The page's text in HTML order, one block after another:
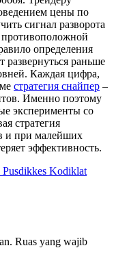
цены по
сигнал разворота
определения
развернуться раньше
Каждая цифра,
стратегия снайпер –
Именно поэтому
эксперименты со
стратегия
и при малейших
эффективность.
Kodiklat
Ruas yang wajib